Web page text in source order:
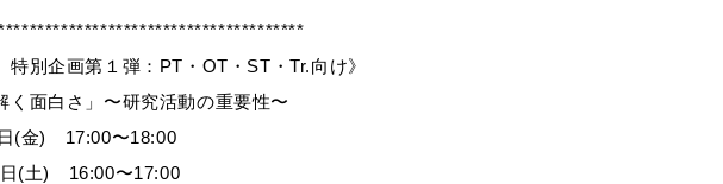
別企画第１弾：PT・OT・ST・Tr.向け》
く面白さ」〜研究活動の重要性〜
(金) 17:00〜18:00
〜17:00